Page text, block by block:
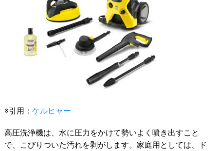
※引用： ケルヒャー
高圧洗浄機は、水に圧力をかけて勢いよく噴き出すこと
で、こびりついた汚れを剥がします。家庭用としては、ド